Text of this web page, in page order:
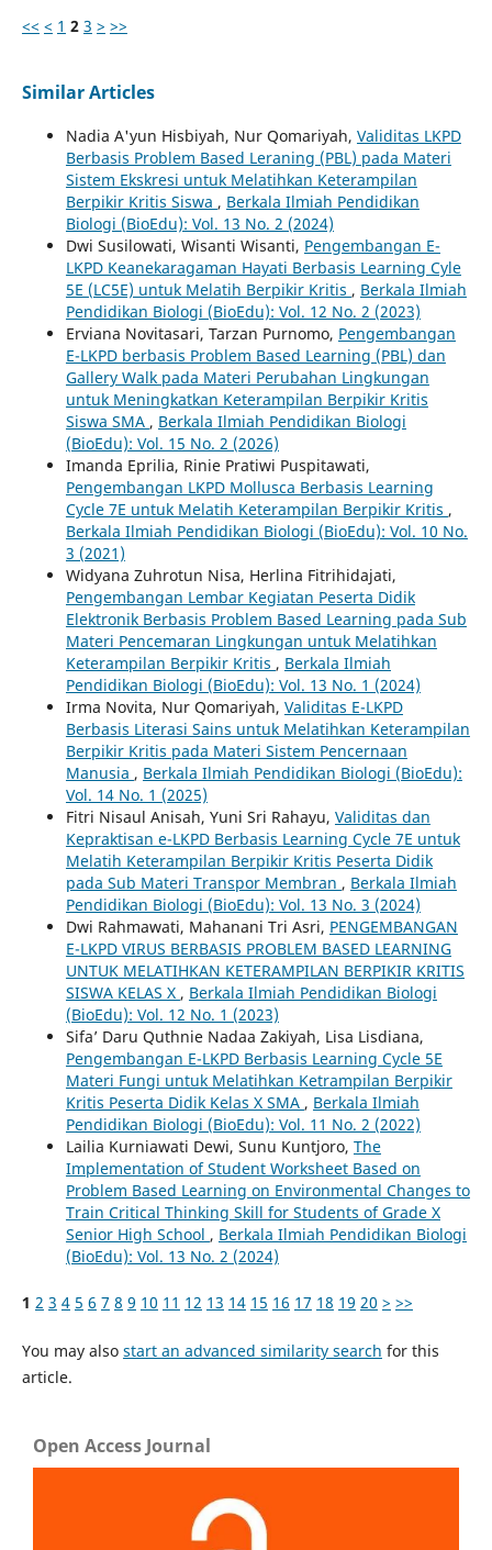
<< < 1 2 3 > >>
Similar Articles
Nadia A'yun Hisbiyah, Nur Qomariyah, Validitas LKPD
Berbasis Problem Based Leraning (PBL) pada Materi
Sistem Ekskresi untuk Melatihkan Keterampilan
Berpikir Kritis Siswa , Berkala Ilmiah Pendidikan
Biologi (BioEdu): Vol. 13 No. 2 (2024)
Dwi Susilowati, Wisanti Wisanti, Pengembangan E-
LKPD Keanekaragaman Hayati Berbasis Learning Cyle
5E (LC5E) untuk Melatih Berpikir Kritis , Berkala Ilmiah
Pendidikan Biologi (BioEdu): Vol. 12 No. 2 (2023)
Erviana Novitasari, Tarzan Purnomo, Pengembangan
E-LKPD berbasis Problem Based Learning (PBL) dan
Gallery Walk pada Materi Perubahan Lingkungan
untuk Meningkatkan Keterampilan Berpikir Kritis
Siswa SMA , Berkala Ilmiah Pendidikan Biologi
(BioEdu): Vol. 15 No. 2 (2026)
Imanda Eprilia, Rinie Pratiwi Puspitawati,
Pengembangan LKPD Mollusca Berbasis Learning
Cycle 7E untuk Melatih Keterampilan Berpikir Kritis ,
Berkala Ilmiah Pendidikan Biologi (BioEdu): Vol. 10 No.
3 (2021)
Widyana Zuhrotun Nisa, Herlina Fitrihidajati,
Pengembangan Lembar Kegiatan Peserta Didik
Elektronik Berbasis Problem Based Learning pada Sub
Materi Pencemaran Lingkungan untuk Melatihkan
Keterampilan Berpikir Kritis , Berkala Ilmiah
Pendidikan Biologi (BioEdu): Vol. 13 No. 1 (2024)
Irma Novita, Nur Qomariyah, Validitas E-LKPD
Berbasis Literasi Sains untuk Melatihkan Keterampilan
Berpikir Kritis pada Materi Sistem Pencernaan
Manusia , Berkala Ilmiah Pendidikan Biologi (BioEdu):
Vol. 14 No. 1 (2025)
Fitri Nisaul Anisah, Yuni Sri Rahayu, Validitas dan
Kepraktisan e-LKPD Berbasis Learning Cycle 7E untuk
Melatih Keterampilan Berpikir Kritis Peserta Didik
pada Sub Materi Transpor Membran , Berkala Ilmiah
Pendidikan Biologi (BioEdu): Vol. 13 No. 3 (2024)
Dwi Rahmawati, Mahanani Tri Asri, PENGEMBANGAN
E-LKPD VIRUS BERBASIS PROBLEM BASED LEARNING
UNTUK MELATIHKAN KETERAMPILAN BERPIKIR KRITIS
SISWA KELAS X , Berkala Ilmiah Pendidikan Biologi
(BioEdu): Vol. 12 No. 1 (2023)
Sifa’ Daru Quthnie Nadaa Zakiyah, Lisa Lisdiana,
Pengembangan E-LKPD Berbasis Learning Cycle 5E
Materi Fungi untuk Melatihkan Ketrampilan Berpikir
Kritis Peserta Didik Kelas X SMA , Berkala Ilmiah
Pendidikan Biologi (BioEdu): Vol. 11 No. 2 (2022)
Lailia Kurniawati Dewi, Sunu Kuntjoro, The
Implementation of Student Worksheet Based on
Problem Based Learning on Environmental Changes to
Train Critical Thinking Skill for Students of Grade X
Senior High School , Berkala Ilmiah Pendidikan Biologi
(BioEdu): Vol. 13 No. 2 (2024)
1 2 3 4 5 6 7 8 9 10 11 12 13 14 15 16 17 18 19 20 > >>
You may also start an advanced similarity search for this
article.
Open Access Journal